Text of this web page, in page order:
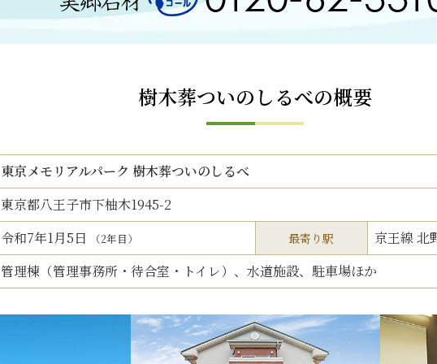
樹木葬ついのしるべの概要
東京メモリアルパーク 樹木葬ついのしるべ
東京都八王子市下柚木1945-2
令和7年1月5日 （2年目） 最寄り駅 京王線 北
管理棟（管理事務所・待合室・トイレ）、水道施設、駐車場ほか